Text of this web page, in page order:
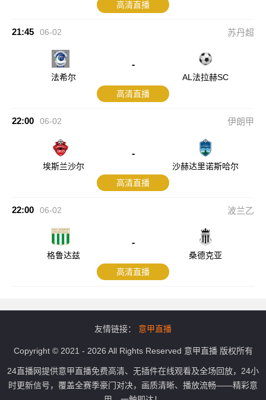
高清直播
21:45 06-02 苏丹超
法希尔
-
AL法拉赫SC
高清直播
22:00 06-02 伊朗甲
埃斯兰沙尔
-
沙赫达里诺斯哈尔
高清直播
22:00 06-02 波兰乙
格鲁达兹
-
桑德克亚
高清直播
友情链接： 意甲直播
Copyright © 2021 - 2026 All Rights Reserved 意甲直播 版权所有
24直播网提供意甲直播免费高清、无插件在线观看及全场回放，24小
时更新信号，覆盖全赛季豪门对决，画质清晰、播放流畅——精彩意